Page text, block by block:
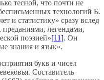
тесной, что почти не
технологий Б.
и статистику» сразу вслед
преданиями, легендами,
поэзией»[11]. Он
знания и язык».
букв и чисел
Составитель